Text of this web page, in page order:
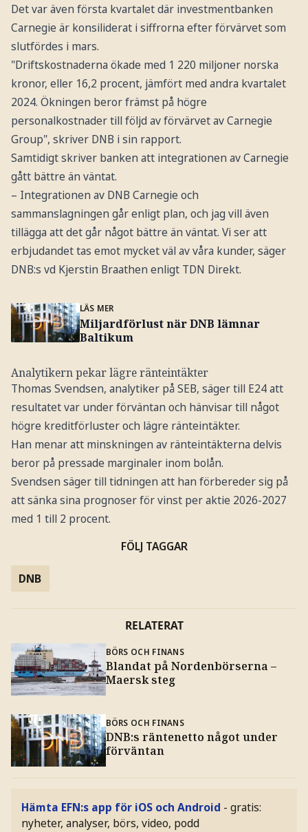
Det var även första kvartalet där investmentbanken
Carnegie är konsiliderat i siffrorna efter förvärvet som
slutfördes i mars.
"Driftskostnaderna ökade med 1 220 miljoner norska
kronor, eller 16,2 procent, jämfört med andra kvartalet
2024. Ökningen beror främst på högre
personalkostnader till följd av förvärvet av Carnegie
Group", skriver DNB i sin rapport.
Samtidigt skriver banken att integrationen av Carnegie
gått bättre än väntat.
– Integrationen av DNB Carnegie och
sammanslagningen går enligt plan, och jag vill även
tillägga att det går något bättre än väntat. Vi ser att
erbjudandet tas emot mycket väl av våra kunder, säger
DNB:s vd Kjerstin Braathen enligt TDN Direkt.
LÄS MER
Miljardförlust när DNB lämnar
Baltikum
Analytikern pekar lägre ränteintäkter
Thomas Svendsen, analytiker på SEB, säger till E24 att
resultatet var under förväntan och hänvisar till något
högre kreditförluster och lägre ränteintäkter.
Han menar att minskningen av ränteintäkterna delvis
beror på pressade marginaler inom bolån.
Svendsen säger till tidningen att han förbereder sig på
att sänka sina prognoser för vinst per aktie 2026-2027
med 1 till 2 procent.
FÖLJ TAGGAR
DNB
RELATERAT
BÖRS OCH FINANS
Blandat på Nordenbörserna –
Maersk steg
BÖRS OCH FINANS
DNB:s räntenetto något under
förväntan
Hämta EFN:s app för iOS och Android - gratis:
nyheter, analyser, börs, video, podd